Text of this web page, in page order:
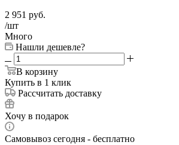
2 951 руб.
/шт
Много
Нашли дешевле?
В корзину
Купить в 1 клик
Рассчитать доставку
Хочу в подарок
Самовывоз сегодня - бесплатно